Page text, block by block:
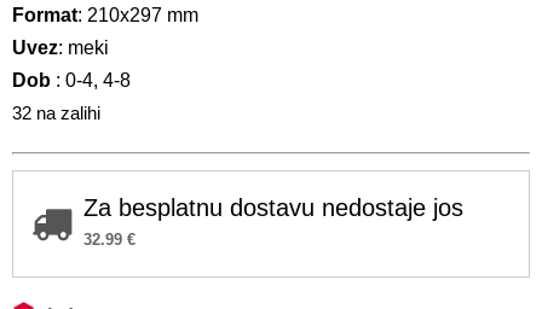
Format: 210x297 mm
Uvez: meki
Dob : 0-4, 4-8
32 na zalihi
Za besplatnu dostavu nedostaje jos
32.99 €